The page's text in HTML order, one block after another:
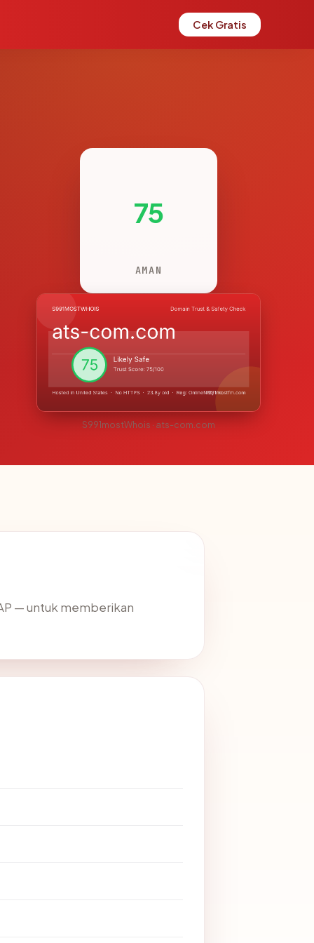
Cek Gratis
75
AMAN
S991mostWhois · ats-com.com
— untuk memberikan